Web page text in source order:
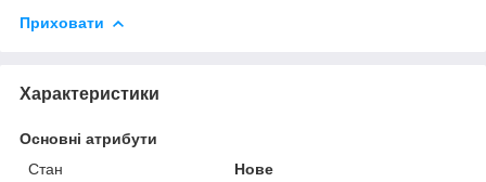
Приховати
Характеристики
Основні атрибути
Стан
Нове